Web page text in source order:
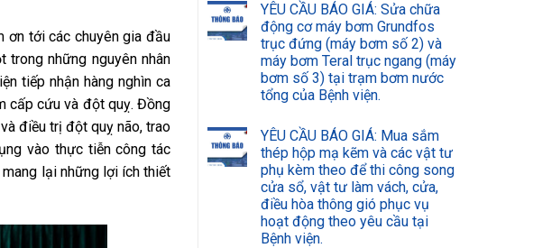
ơn tới các chuyên gia đầu
trong những nguyên nhân
tiếp nhận hàng nghìn ca
cấp cứu và đột quỵ. Đồng
điều trị đột quỵ não, trao
vào thực tiễn công tác
lại những lợi ích thiết
YÊU CẦU BÁO GIÁ: Sửa chữa
động cơ máy bơm Grundfos
trục đứng (máy bơm số 2) và
máy bơm Teral trục ngang (máy
bơm số 3) tại trạm bơm nước
tổng của Bệnh viện.
YÊU CẦU BÁO GIÁ: Mua sắm
thép hộp mạ kẽm và các vật tư
phụ kèm theo để thi công song
cửa sổ, vật tư làm vách, cửa,
điều hòa thông gió phục vụ
hoạt động theo yêu cầu tại
Bệnh viện.